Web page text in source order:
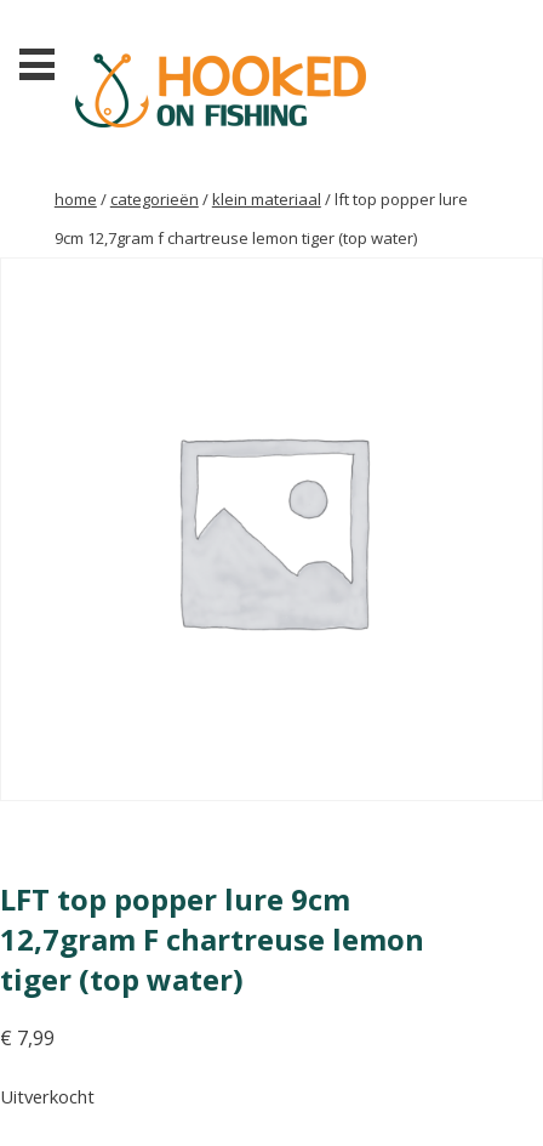
home / categorieën /klein materiaal / lft top popper lure
9cm 12,7gram f chartreuse lemon tiger (top water)
LFT top popper lure 9cm
12,7gram F chartreuse lemon
tiger (top water)
€ 7,99
Uitverkocht